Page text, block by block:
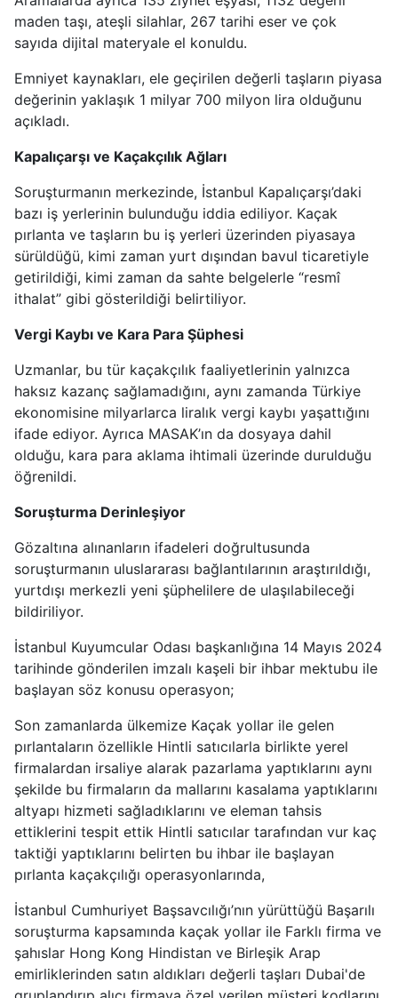
maden taşı, ateşli silahlar, 267 tarihi eser ve çok
sayıda dijital materyale el konuldu.
Emniyet kaynakları, ele geçirilen değerli taşların piyasa
değerinin yaklaşık 1 milyar 700 milyon lira olduğunu
açıkladı.
Kapalıçarşı ve Kaçakçılık Ağları
Soruşturmanın merkezinde, İstanbul Kapalıçarşı’daki
bazı iş yerlerinin bulunduğu iddia ediliyor. Kaçak
pırlanta ve taşların bu iş yerleri üzerinden piyasaya
sürüldüğü, kimi zaman yurt dışından bavul ticaretiyle
getirildiği, kimi zaman da sahte belgelerle “resmî
ithalat” gibi gösterildiği belirtiliyor.
Vergi Kaybı ve Kara Para Şüphesi
Uzmanlar, bu tür kaçakçılık faaliyetlerinin yalnızca
haksız kazanç sağlamadığını, aynı zamanda Türkiye
ekonomisine milyarlarca liralık vergi kaybı yaşattığını
ifade ediyor. Ayrıca MASAK’ın da dosyaya dahil
olduğu, kara para aklama ihtimali üzerinde durulduğu
öğrenildi.
Soruşturma Derinleşiyor
Gözaltına alınanların ifadeleri doğrultusunda
soruşturmanın uluslararası bağlantılarının araştırıldığı,
yurtdışı merkezli yeni şüphelilere de ulaşılabileceği
bildiriliyor.
İstanbul Kuyumcular Odası başkanlığına 14 Mayıs 2024
tarihinde gönderilen imzalı kaşeli bir ihbar mektubu ile
başlayan söz konusu operasyon;
Son zamanlarda ülkemize Kaçak yollar ile gelen
pırlantaların özellikle Hintli satıcılarla birlikte yerel
firmalardan irsaliye alarak pazarlama yaptıklarını aynı
şekilde bu firmaların da mallarını kasalama yaptıklarını
altyapı hizmeti sağladıklarını ve eleman tahsis
ettiklerini tespit ettik Hintli satıcılar tarafından vur kaç
taktiği yaptıklarını belirten bu ihbar ile başlayan
pırlanta kaçakçılığı operasyonlarında,
İstanbul Cumhuriyet Başsavcılığı’nın yürüttüğü Başarılı
soruşturma kapsamında kaçak yollar ile Farklı firma ve
şahıslar Hong Kong Hindistan ve Birleşik Arap
emirliklerinden satın aldıkları değerli taşları Dubai'de